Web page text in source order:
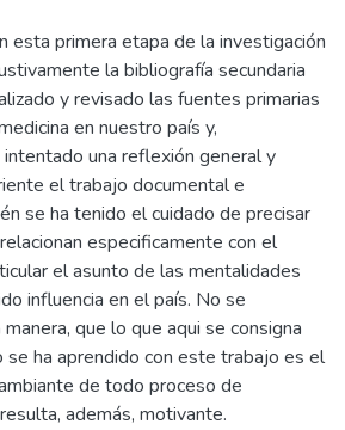
esta primera etapa de la investigación
la bibliografía secundaria
y revisado las fuentes primarias
en nuestro país y,
una reflexión general y
el trabajo documental e
se ha tenido el cuidado de precisar
especificamente con el
el asunto de las mentalidades
influencia en el país. No se
que lo que aqui se consigna
se ha aprendido con este trabajo es el
de todo proceso de
además, motivante.